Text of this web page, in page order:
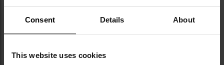
Consent Details About
This website uses cookies
42,6 l - Military Green